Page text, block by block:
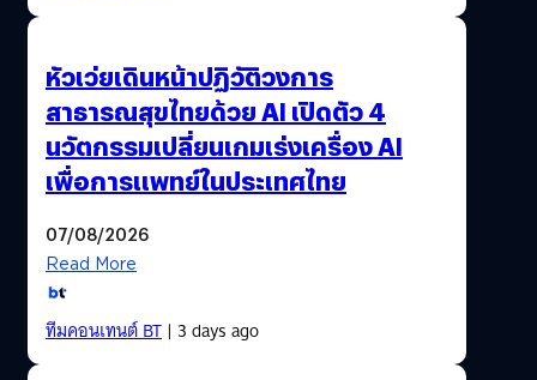
หัวเว่ยเดินหน้าปฏิวัติวงการ
สาธารณสุขไทยด้วย AI เปิดตัว 4
นวัตกรรมเปลี่ยนเกมเร่งเครื่อง AI
เพื่อการแพทย์ในประเทศไทย
07/08/2026
Read More
ทีมคอนเทนต์ BT| 3 days ago